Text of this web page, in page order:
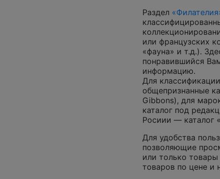
Раздел
или французских
«фауна» и т.д.).
понравившийся
информацию.
Для
общепризнанные
Gibbons), для
каталог под
Росиии — каталог
Для удобства
позволяющие
или только
товаров по цене и